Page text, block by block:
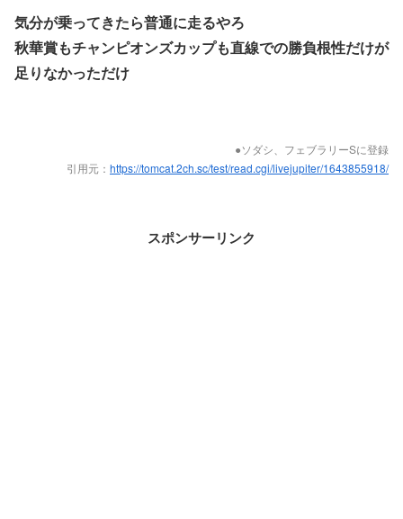
気分が乗ってきたら普通に走るやろ
秋華賞もチャンピオンズカップも直線での勝負根性だけが
足りなかっただけ
●ソダシ、フェブラリーSに登録
引用元： https://tomcat.2ch.sc/test/read.cgi/livejupiter/1643855918/
スポンサーリンク